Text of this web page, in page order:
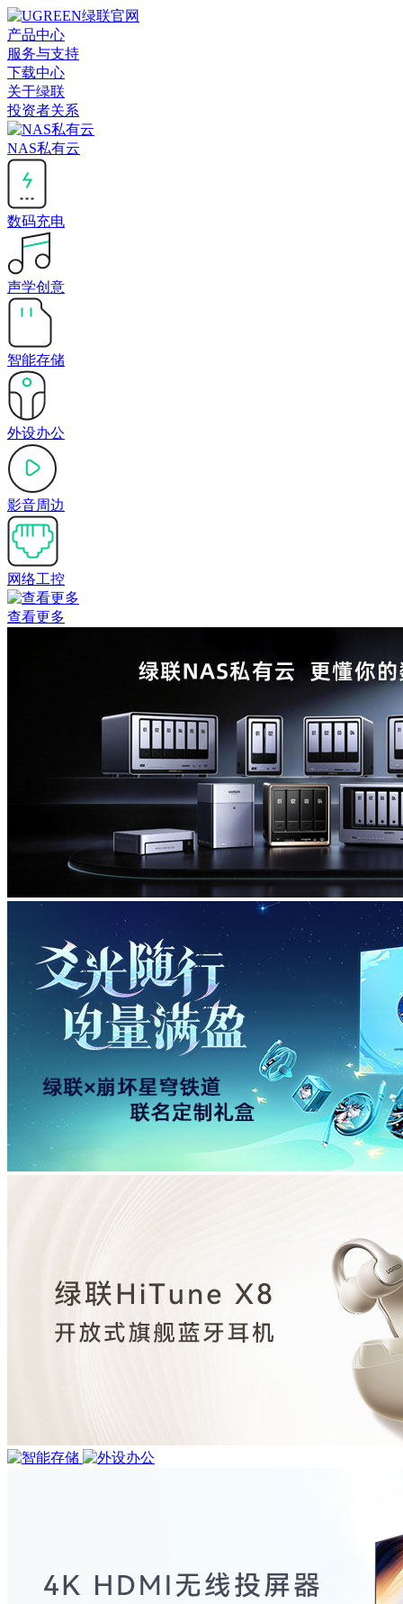
产品中心
服务与支持
下载中心
关于绿联
投资者关系
NAS私有云
数码充电
声学创意
智能存储
外设办公
影音周边
网络工控
查看更多